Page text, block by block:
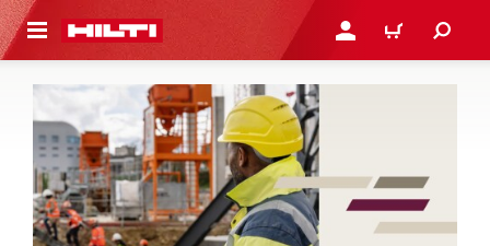
GŁÓWNEJ ZALOGUJ SIĘ LUB
KOSZYK